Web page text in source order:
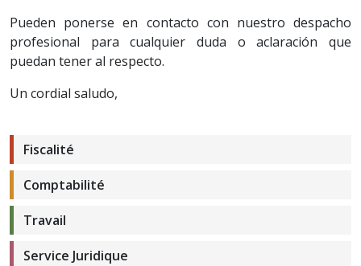
Pueden ponerse en contacto con nuestro despacho
profesional para cualquier duda o aclaración que
puedan tener al respecto.
Un cordial saludo,
Fiscalité
Comptabilité
Travail
Service Juridique